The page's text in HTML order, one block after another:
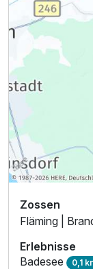
Ausstattung
Zusatznächte
Für 4 Tage
Zossen
Fläming |
Erlebnisse
Badesee 0,1